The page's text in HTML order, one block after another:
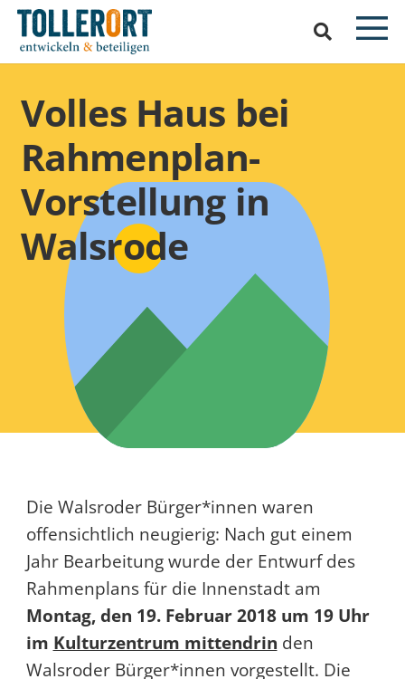
Volles Haus bei
Rahmenplan-
Vorstellung in
Walsrode
Die Walsroder Bürger*innen waren
offensichtlich neugierig: Nach gut einem
Jahr Bearbeitung wurde der Entwurf des
Rahmenplans für die Innenstadt am
Montag, den 19. Februar 2018 um 19 Uhr
im Kulturzentrum mittendrin den
Walsroder Bürger*innen vorgestellt. Die